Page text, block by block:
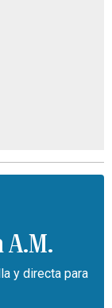
y directa para